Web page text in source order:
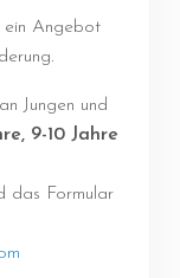
ein Angebot
Jungen und
9-10 Jahre
das Formular